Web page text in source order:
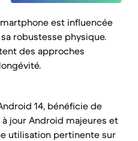
est influencée
robustesse physique.
des approches
14, bénéficie de
jour Android majeures et
utilisation pertinente sur